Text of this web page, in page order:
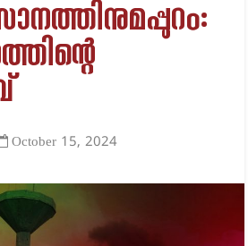
October 15, 2024